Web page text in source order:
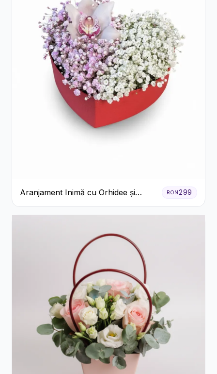
Aranjament Inimă cu Orhidee și
Floarea Miresei
RON299